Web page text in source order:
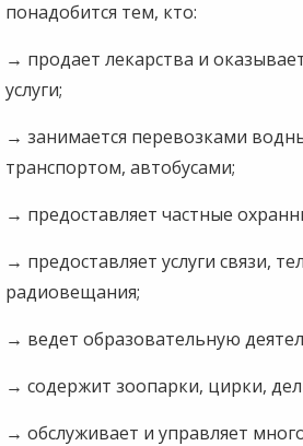
понадобится тем, кто:
→ продает лекарства и
услуги;
→ занимается перевозками
транспортом, автобусами;
→ предоставляет частные
→ предоставляет услуги связи,
радиовещания;
→ ведет образовательную
→ содержит зоопарки, цирки,
→ обслуживает и управляет